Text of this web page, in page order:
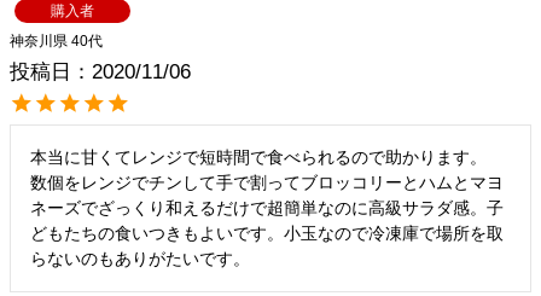
購入者
神奈川県 40代
投稿日 2020/11/06
本当に甘くてレンジで短時間で食べられるので助かります。
数個をレンジでチンして手で割ってブロッコリーとハムとマヨ
ネーズでざっくり和えるだけで超簡単なのに高級サラダ感。子
どもたちの食いつきもよいです。小玉なので冷凍庫で場所を取
らないのもありがたいです。